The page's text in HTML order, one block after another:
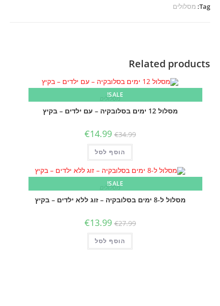
-
quantity
Tag: מסלולים
Related products
SALE!
מסלולים
מסלול 12 ימים בסלובקיה – עם ילדים – בקיץ
€34.99
Original
price
was:
€34.99.
€14.99
Current
הוסף לסל
SALE!
מסלולים
מסלול ל-8 ימים בסלובקיה – זוג ללא ילדים – בקיץ
€27.99
Original
price
was:
€27.99.
€13.99
Current
הוסף לסל